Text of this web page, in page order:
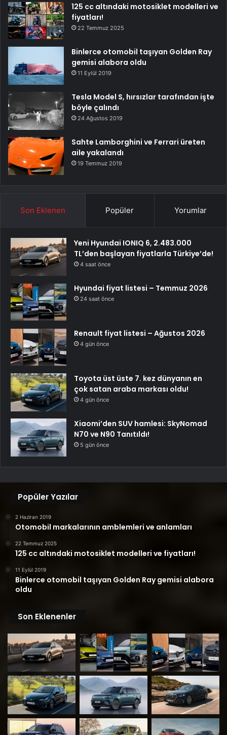
125 cc altındaki motosiklet modelleri ve
fiyatları!
22 Temmuz 2025
Binlerce otomobil taşıyan Golden Ray
gemisi alabora oldu
11 Eylül 2019
Tesla Model S, hırsızlar tarafından işte
böyle çalındı
24 Ağustos 2019
Sahte Lamborghini ve Ferrari üreten
aile yakalandı
19 Temmuz 2019
Son Eklenen Popüler Yorumlar
Yeni Hyundai IONIQ 6, 2.483.000
TL’den başlayan fiyatlarla Türkiye’de!
4 saat önce
Hyundai fiyat listesi – Temmuz 2026
24 saat önce
Renault fiyat listesi – Ağustos 2026
4 gün önce
Toyota üst üste 7. kez dünyanın en
çok satan araba markası oldu!
4 gün önce
Xiaomi’den SUV hamlesi: SkyNomad
N70 ve N90 Tanıtıldı!
5 gün önce
Popüler Yazılar
2 Haziran 2019
Otomobil markalarının amblemleri ve anlamları
22 Temmuz 2025
125 cc altındaki motosiklet modelleri ve fiyatları!
11 Eylül 2019
Binlerce otomobil taşıyan Golden Ray gemisi alabora
oldu
Son Eklenenler